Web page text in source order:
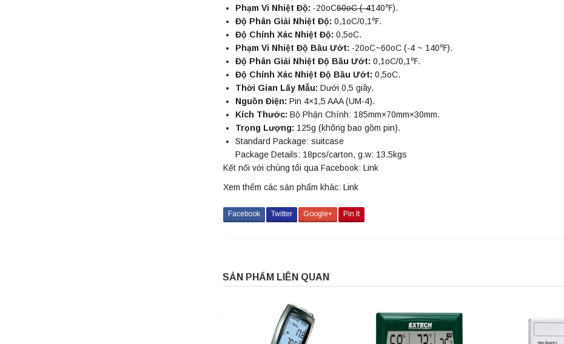
Phạm Vi Nhiệt Độ: -20oC60oC (-4140℉).
Độ Phân Giải Nhiệt Độ: 0,1oC/0,1℉.
Độ Chính Xác Nhiệt Độ: 0,5oC.
Phạm Vi Nhiệt Độ Bầu Ướt: -20oC~60oC (-4 ~ 140℉).
Độ Phân Giải Nhiệt Độ Bầu Ướt: 0,1oC/0,1℉.
Độ Chính Xác Nhiệt Độ Bầu Ướt: 0,5oC.
Thời Gian Lấy Mẫu: Dưới 0,5 giây.
Nguồn Điện: Pin 4×1,5 AAA (UM-4).
Kích Thước: Bộ Phận Chính: 185mm×70mm×30mm.
Trọng Lượng: 125g (không bao gồm pin).
Standard Package: suitcase
Package Details: 18pcs/carton, g.w: 13.5kgs
Kết nối với chúng tôi qua Facebook:Link
Xem thêm các sản phẩm khác:Link
Facebook Twitter Google+ Pin It
SẢN PHẨM LIÊN QUAN